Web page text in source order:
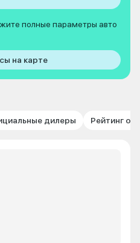
полные параметры авто
на карте
дилеры Рейтинг